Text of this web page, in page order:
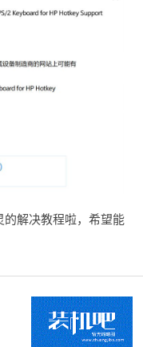
的解决教程啦，希望能